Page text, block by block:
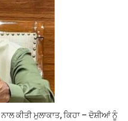
ਕੀਤੀ ਮੁਲਾਕਾਤ, ਕਿਹਾ – ਦੋਸ਼ੀਆਂ ਨੂੰ